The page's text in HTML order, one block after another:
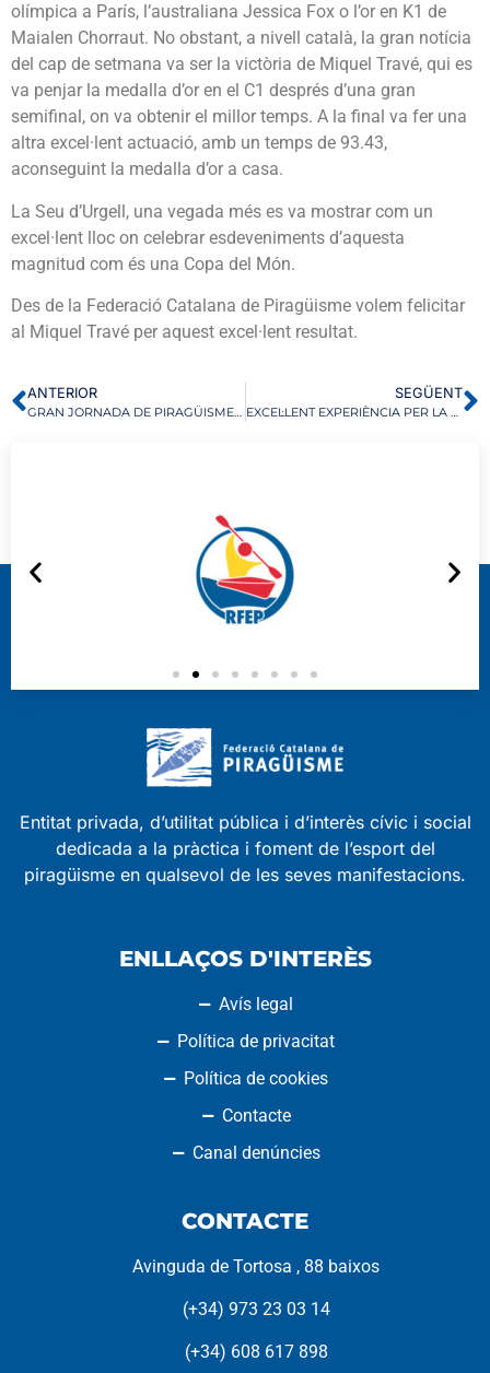
olímpica a París, l’australiana Jessica Fox o l’or en K1 de
Maialen Chorraut. No obstant, a nivell català, la gran notícia
del cap de setmana va ser la victòria de Miquel Travé, qui es
va penjar la medalla d’or en el C1 després d’una gran
semifinal, on va obtenir el millor temps. A la final va fer una
altra excel·lent actuació, amb un temps de 93.43,
aconseguint la medalla d’or a casa.
La Seu d’Urgell, una vegada més es va mostrar com un
excel·lent lloc on celebrar esdeveniments d’aquesta
magnitud com és una Copa del Món.
Des de la Federació Catalana de Piragüisme volem felicitar
al Miquel Travé per aquest excel·lent resultat.
ANTERIOR
GRAN JORNADA DE PIRAGÜISME AL XI DESCENS POPULAR DEL SEGRE
SEGÜENT
EXCEL·LENT EXPERIÈNCIA PER LA SELECCIÓ CATALANA A LA REGATA INTERNACIONAL DE SUÏSSA
Entitat privada, d’utilitat pública i d’interès cívic i social
dedicada a la pràctica i foment de l’esport del
piragüisme en qualsevol de les seves manifestacions.
ENLLAÇOS D'INTERÈS
Avís legal
Política de privacitat
Política de cookies
Contacte
Canal denúncies
CONTACTE
Avinguda de Tortosa , 88 baixos
(+34) 973 23 03 14
(+34) 608 617 898